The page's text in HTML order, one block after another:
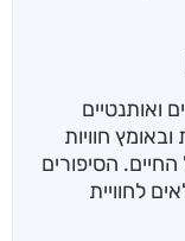
ואותנטיים
חוויות
הסיפורים
לחוויית